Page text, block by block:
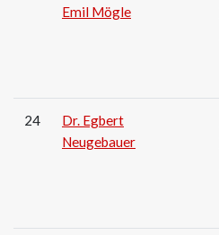
Emil Mögle
24
Dr. Egbert
Neugebauer